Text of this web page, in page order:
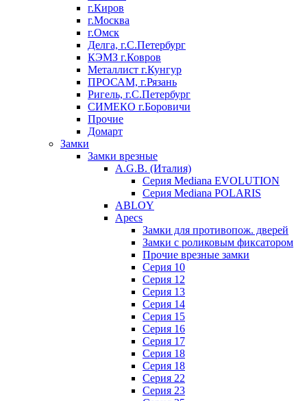
г.Киров
г.Москва
г.Омск
Делга, г.С.Петербург
КЭМЗ г.Ковров
Металлист г.Кунгур
ПРОСАМ, г.Рязань
Ригель, г.С.Петербург
СИМЕКО г.Боровичи
Прочие
Домарт
Замки
Замки врезные
A.G.B. (Италия)
Серия Mediana EVOLUTION
Серия Mediana POLARIS
ABLOY
Apecs
Замки для противопож. дверей
Замки с роликовым фиксатором
Прочие врезные замки
Серия 10
Серия 12
Серия 13
Серия 14
Серия 15
Серия 16
Серия 17
Серия 18
Серия 18
Серия 22
Серия 23